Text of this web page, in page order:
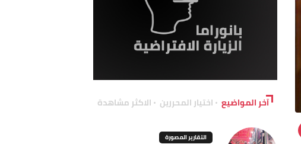
آخر المواضيع اختيار المحررين الاكثر مشاهدة
التقارير المصورة